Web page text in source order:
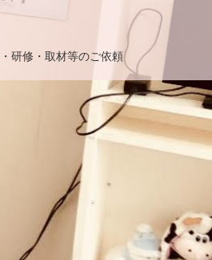
研修・取材等のご依頼